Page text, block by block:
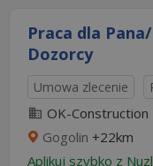
Praca dla
Dozorcy
Umowa zlecenie
OK-Construction
Gogolin +22km
Aplikuj szybko z